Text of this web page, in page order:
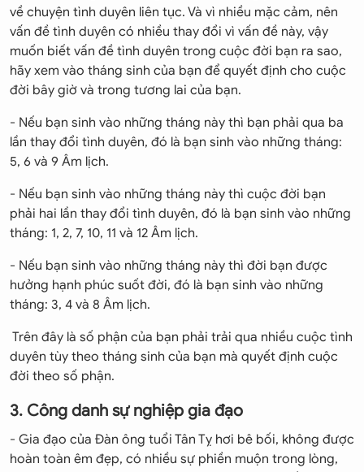
về chuyện tình duyên liên tục. Và vì nhiều mặc cảm, nên
vấn đề tình duyên có nhiều thay đổi vì vấn đề này, vậy
muốn biết vấn đề tình duyên trong cuộc đời bạn ra sao,
hãy xem vào tháng sinh của bạn để quyết định cho cuộc
đời bây giờ và trong tương lai của bạn.
- Nếu bạn sinh vào những tháng này thì bạn phải qua ba
lần thay đổi tình duyên, đó là bạn sinh vào những tháng:
5, 6 và 9 Âm lịch.
- Nếu bạn sinh vào những tháng này thì cuộc đời bạn
phải hai lần thay đổi tình duyên, đó là bạn sinh vào những
tháng: 1, 2, 7, 10, 11 và 12 Âm lịch.
- Nếu bạn sinh vào những tháng này thì đời bạn được
hưởng hạnh phúc suốt đời, đó là bạn sinh vào những
tháng: 3, 4 và 8 Âm lịch.
Trên đây là số phận của bạn phải trải qua nhiều cuộc tình
duyên tùy theo tháng sinh của bạn mà quyết định cuộc
đời theo số phận.
3. Công danh sự nghiệp gia đạo
- Gia đạo của Đàn ông tuổi Tân Tỵ hơi bê bối, không được
hoàn toàn êm đẹp, có nhiều sự phiền muộn trong lòng,